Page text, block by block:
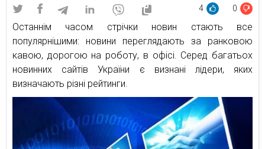
4 0
Останнім часом стрічки новин стають все
популярнішими: новини переглядають за ранковою
кавою, дорогою на роботу, в офісі. Серед багатьох
новинних сайтів України є визнані лідери, яких
визначають різні рейтинги.